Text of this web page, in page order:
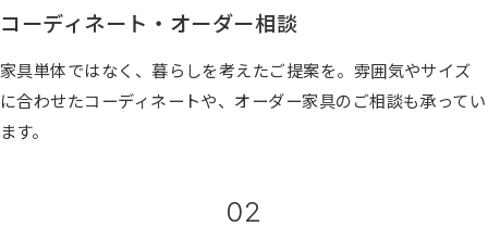
コーディネート・オーダー相談
家具単体ではなく、暮らしを考えたご提案を。雰囲気やサイズ
に合わせたコーディネートや、オーダー家具のご相談も承ってい
ます。
02